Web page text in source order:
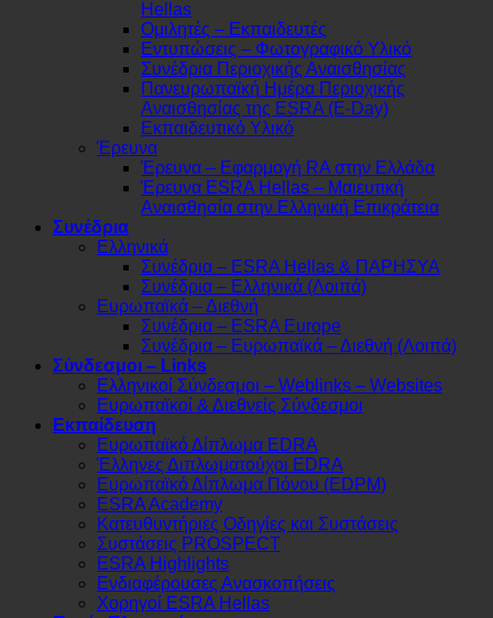
Hellas
Ομιλητές – Εκπαιδευτές
Εντυπώσεις – Φωτογραφικό Υλικό
Συνέδρια Περιοχικής Αναισθησίας
Πανευρωπαϊκή Ημέρα Περιοχικής
Αναισθησίας της ESRA (E-Day)
Εκπαιδευτικό Υλικό
Έρευνα
Έρευνα – Εφαρμογή RA στην Ελλάδα
Έρευνα ESRA Hellas – Μαιευτική
Αναισθησία στην Ελληνική Επικράτεια
Συνέδρια
Ελληνικά
Συνέδρια – ESRA Hellas & ΠΑΡΗΣΥΑ
Συνέδρια – Ελληνικά (Λοιπά)
Ευρωπαϊκά – Διεθνή
Συνέδρια – ESRA Europe
Συνέδρια – Ευρωπαϊκά – Διεθνή (Λοιπά)
Σύνδεσμοι – Links
Ελληνικοί Σύνδεσμοι – Weblinks – Websites
Ευρωπαϊκοί & Διεθνείς Σύνδεσμοι
Εκπαίδευση
Ευρωπαϊκό Δίπλωμα EDRA
Έλληνες Διπλωματούχοι EDRA
Ευρωπαϊκό Δίπλωμα Πόνου (EDPM)
ESRA Academy
Κατευθυντήριες Οδηγίες και Συστάσεις
Συστάσεις PROSPECT
ESRA Highlights
Ενδιαφέρουσες Ανασκοπήσεις
Χορηγοί ESRA Hellas